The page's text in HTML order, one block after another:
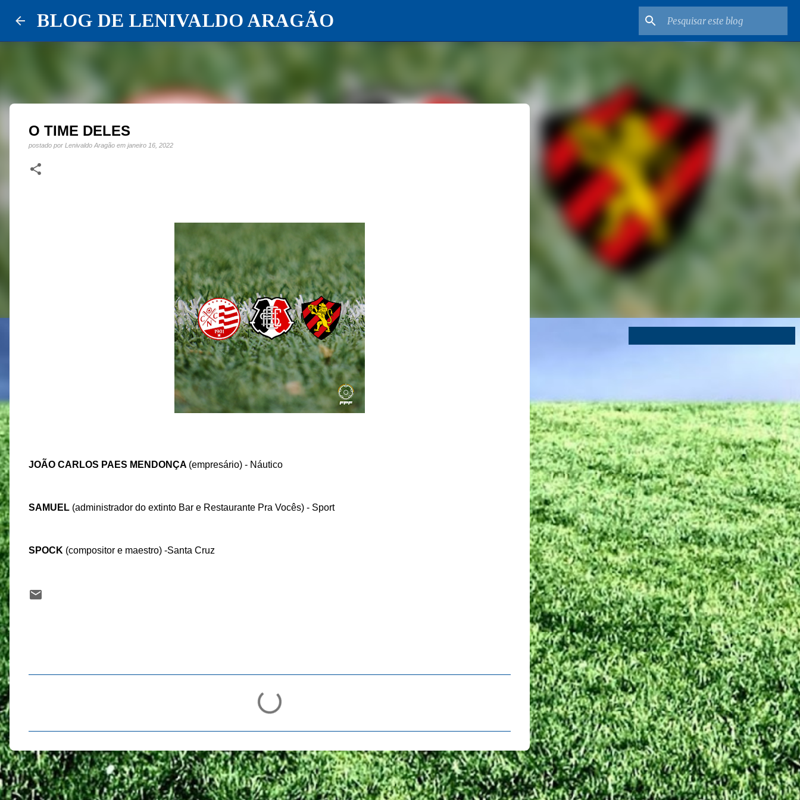
BLOG DE LENIVALDO ARAGÃO
O TIME DELES
postado por Lenivaldo Aragão em janeiro 16, 2022
JOÃO CARLOS PAES MENDONÇA (empresário) - Náutico
SAMUEL (administrador do extinto Bar e Restaurante Pra Vocês) - Sport
SPOCK (compositor e maestro) -Santa Cruz
n
t
á